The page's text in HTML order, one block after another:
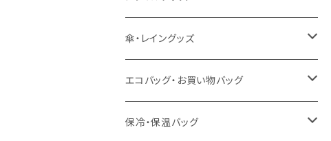
冷感グッズ
今治タオル
泉州おくばりタオル
冷感タオル
キーホルダー
スタンド
バッジ
傘・レイングッズ
傘
ポンチョ
エコバッグ・お買い物バッグ
ポリエステル
保冷・保温バッグ